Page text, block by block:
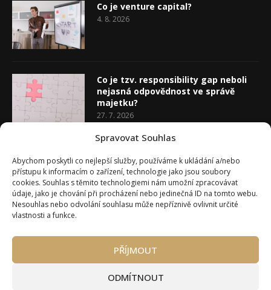
Spravovat Souhlas
Abychom poskytli co nejlepší služby, používáme k ukládání a/nebo
přístupu k informacím o zařízení, technologie jako jsou soubory
cookies. Souhlas s těmito technologiemi nám umožní zpracovávat
údaje, jako je chování při procházení nebo jedinečná ID na tomto webu.
Nesouhlas nebo odvolání souhlasu může nepříznivě ovlivnit určité
vlastnosti a funkce.
PŘÍJMOUT
ODMÍTNOUT
Co je venture capital?
4. 8. 2026
Co je tzv. responsibility gap neboli
nejasná odpovědnost ve správě
majetku?
27. 7. 2026
20. 7. 2026
O Wealth Magazínu Můj účet
Kontakty
Máte zájem o spolupráci?
Pravidla používání webu wmag.cz